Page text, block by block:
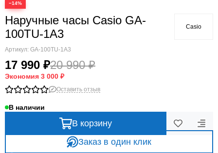
−14%
Наручные часы Casio GA-
100TU-1A3
Артикул: GA-100TU-1A3
17 990 ₽20 990 ₽
Экономия 3 000 ₽
Casio
Оставить отзыв
В наличии
В корзину
Заказ в один клик